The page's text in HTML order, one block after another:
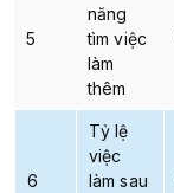
5
năng
tìm việc
làm
thêm
6
Tỷ lệ
việc
làm sau